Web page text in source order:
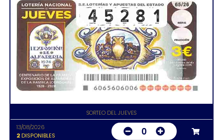
SORTEO DEL JUEVES
13/08/2026
2DISPONIBLES 0